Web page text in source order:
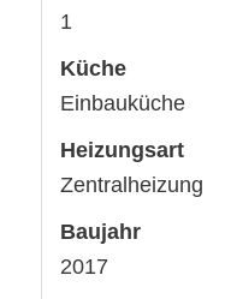
1
Küche
Einbauküche
Heizungsart
Zentralheizung
Baujahr
2017